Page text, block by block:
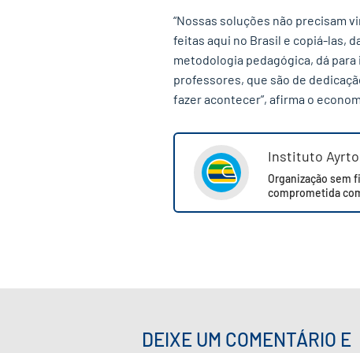
“Nossas soluções não precisam
feitas aqui no Brasil e copiá-las,
metodologia pedagógica, dá
professores, que são de
fazer acontecer”, afirma o
Instituto
Organização sem
comprometida
DEIXE UM COMENTÁRIO E